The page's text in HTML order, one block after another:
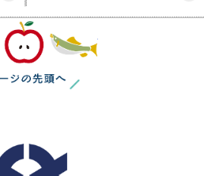
せんか？